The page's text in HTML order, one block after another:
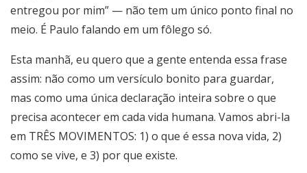
entregou por mim” — não tem um único ponto final no
meio. É Paulo falando em um fôlego só.
Esta manhã, eu quero que a gente entenda essa frase
assim: não como um versículo bonito para guardar,
mas como uma única declaração inteira sobre o que
precisa acontecer em cada vida humana. Vamos abri-la
em TRÊS MOVIMENTOS: 1) o que é essa nova vida, 2)
como se vive, e 3) por que existe.